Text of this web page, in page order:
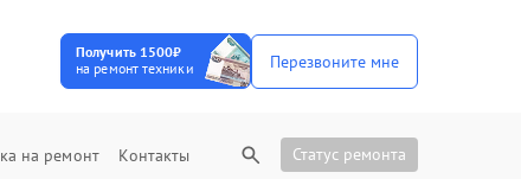
Получить 1500₽
на ремонт техники
Перезвоните мне
на ремонт Контакты Статус ремонта